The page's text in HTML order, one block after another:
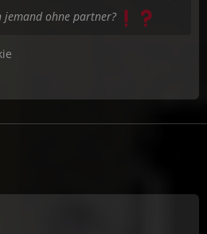
jemand ohne partner?